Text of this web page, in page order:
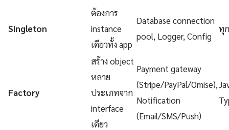
Singleton
ต้องการ
instance
เดียวทั้ง app
Database connection
pool, Logger, Config
ทุ
Factory
สร้าง object
หลาย
ประเภทจาก
interface
เดียว
Payment gateway
(Stripe/PayPal/Omise),
Notification
(Email/SMS/Push)